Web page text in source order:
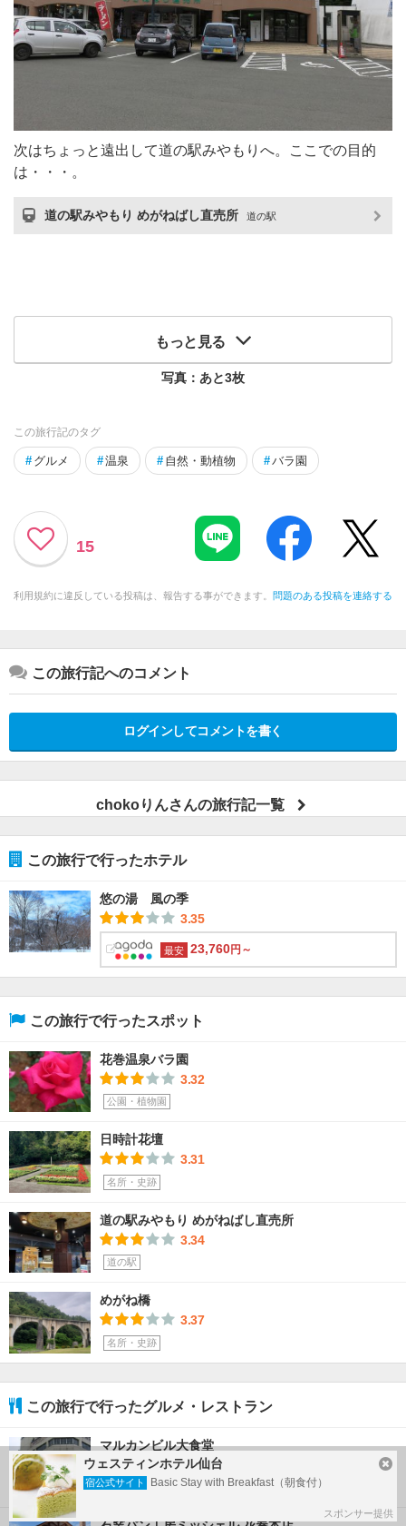
次はちょっと遠出して道の駅みやもりへ。ここでの目的
は・・・。
道の駅みやもり めがねばし直売所 道の駅
もっと見る
写真：あと3枚
この旅行記のタグ
# グルメ #温泉 # 自然・動植物 #バラ園
15
利用規約に違反している投稿は、報告する事ができます。 問題のある投稿を連絡する
この旅行記へのコメント
ログインしてコメントを書く
chokoりんさんの旅行記一覧
この旅行で行ったホテル
悠の湯 風の季
3.35
最安 23,760円～
この旅行で行ったスポット
花巻温泉バラ園
3.32
公園・植物園
日時計花壇
3.31
名所・史跡
道の駅みやもり めがねばし直売所
3.34
道の駅
めがね橋
3.37
名所・史跡
この旅行で行ったグルメ・レストラン
マルカンビル大食堂
3.46
グルメ・レストラン
ウェスティンホテル仙台
宿公式サイト Basic Stay with Breakfast（朝食付）
スポンサー提供